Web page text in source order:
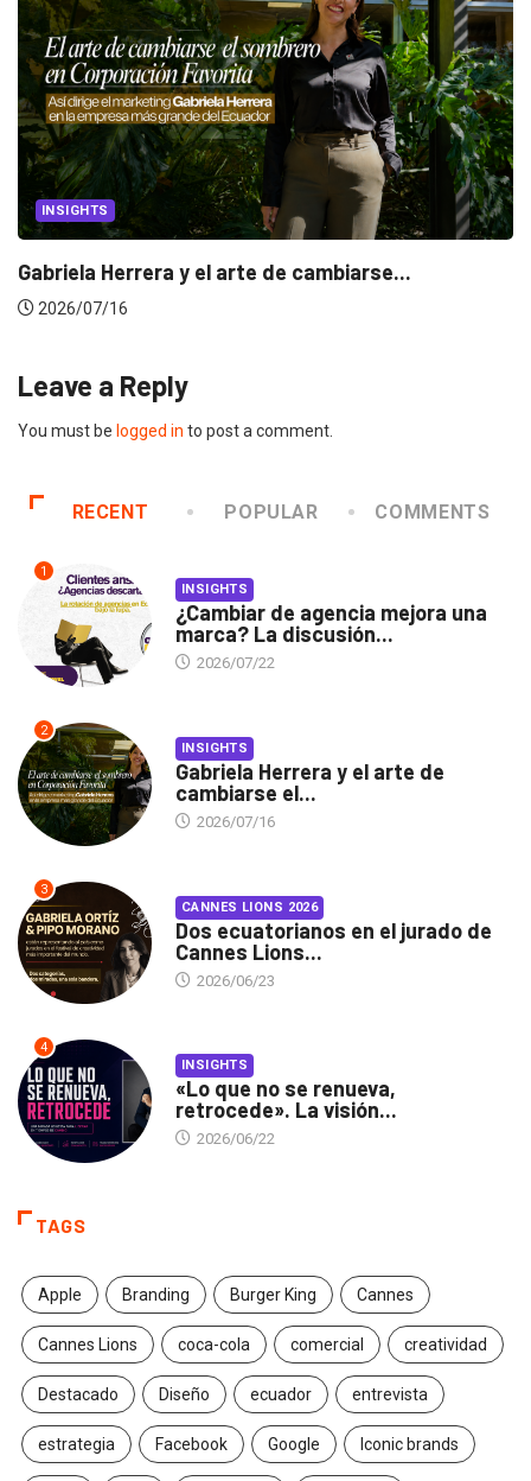
CANNES LIONS 2026
Dos ecuatorianos en el jurado de Cannes...
2026/06/23
Leave a Reply
You must be logged in to post a comment.
RECENT POPULAR COMMENTS
1
INSIGHTS
¿Cambiar de agencia mejora una
marca? La discusión...
2026/07/22
2
INSIGHTS
Gabriela Herrera y el arte de
cambiarse el...
2026/07/16
3
CANNES LIONS 2026
Dos ecuatorianos en el jurado de
Cannes Lions...
2026/06/23
4
INSIGHTS
«Lo que no se renueva,
retrocede». La visión...
2026/06/22
TAGS
Apple Branding Burger King Cannes
Cannes Lions coca-cola comercial creatividad
Destacado Diseño ecuador entrevista
estrategia Facebook Google Iconic brands